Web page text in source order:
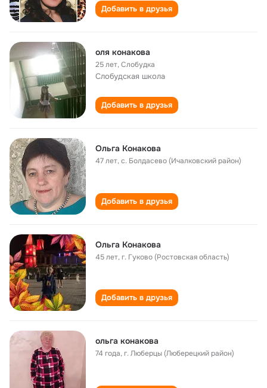
Добавить в друзья
оля конакова
25 лет,Слобудка
Слобудская школа
Добавить в друзья
Ольга Конакова
47 лет,с. Болдасево (Ичалковский район)
Добавить в друзья
Ольга Конакова
45 лет,г. Гуково (Ростовская область)
Добавить в друзья
ольга конакова
74 года,г. Люберцы (Люберецкий район)